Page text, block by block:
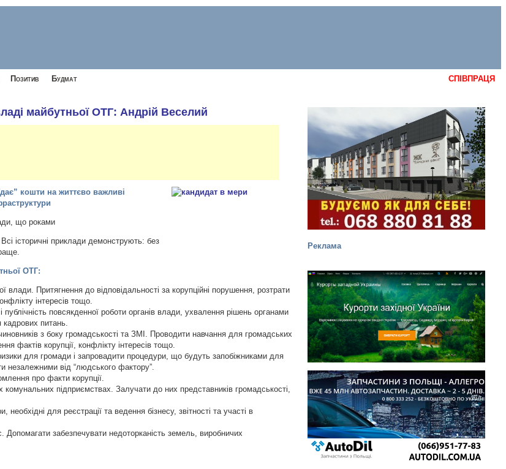
СПІВПРАЦЯ
Позитив Будмат
Реклама
майбутньої ОТГ: Андрій Веселий
кошти на життєво важливі
що роками
історичні приклади демонструють: без
ОТГ:
влади. Притягнення до відповідальності за корупційні порушення, розтрати
інтересів тощо.
публічність повсякденної роботи органів влади, ухвалення рішень органами
кадрових питань.
з боку громадськості та ЗМІ. Проводити навчання для громадських
фактів корупції, конфлікту інтересів тощо.
для громади і запровадити процедури, що будуть запобіжниками для
незалежними від “людського фактору”.
про факти корупції.
підприємствах. Залучати до них представників громадськості,
для реєстрації та ведення бізнесу, звітності та участі в
Допомагати забезпечувати недоторканість земель, виробничих